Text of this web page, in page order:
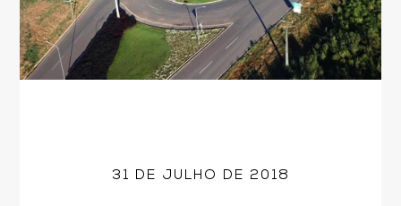
31 DE JULHO DE 2018